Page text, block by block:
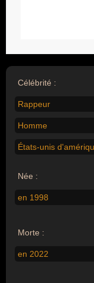
Célébrité :
Rappeur
Homme
États-unis
Née :
en 1998
Morte :
en 2022